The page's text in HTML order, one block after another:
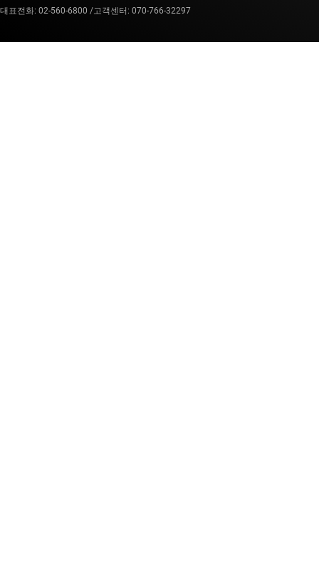
대표전화: 02-560-6800 /고객센터: 070-766-32297